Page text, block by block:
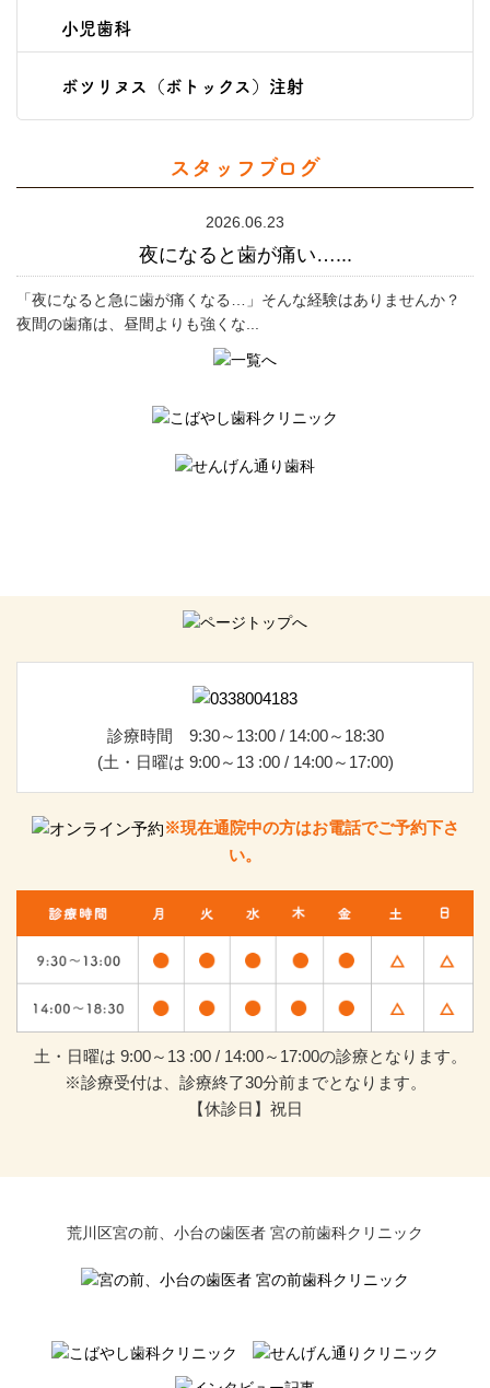
小児歯科
ボツリヌス（ボトックス）注射
スタッフブログ
2026.06.23
夜になると歯が痛い…...
「夜になると急に歯が痛くなる…」そんな経験はありませんか？
夜間の歯痛は、昼間よりも強くな...
診療時間 9:30～13:00 / 14:00～18:30
(土・日曜は 9:00～13 :00 / 14:00～17:00)
※現在通院中の方はお電話でご予約下さ
い。
土・日曜は 9:00～13 :00 / 14:00～17:00の診療となります。
※診療受付は、診療終了30分前までとなります。
【休診日】祝日
荒川区宮の前、小台の歯医者 宮の前歯科クリニック